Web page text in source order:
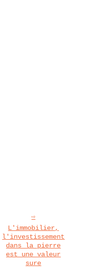
L'immobilier,
l'investissement
dans la pierre
est une valeur
sure